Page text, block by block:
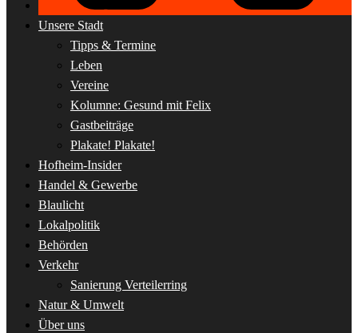
Unsere Stadt
Tipps & Termine
Leben
Vereine
Kolumne: Gesund mit Felix
Gastbeiträge
Plakate! Plakate!
Hofheim-Insider
Handel & Gewerbe
Blaulicht
Lokalpolitik
Behörden
Verkehr
Sanierung Verteilerring
Natur & Umwelt
Über uns